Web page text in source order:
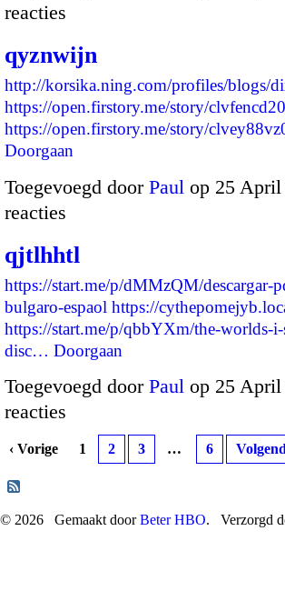
reacties
qyznwijn
http://korsika.ning.com/profiles/blogs/
https://open.firstory.me/story/
https://open.firstory.me/story/
Doorgaan
Toegevoegd door Paul op 25
reacties
qjtlhhtl
https://start.me/p/dMMzQM/descargar-
bulgaro-espaol https://
https://start.me/p/qbbYXm/the-worlds-
disc… Doorgaan
Toegevoegd door Paul op 25
reacties
‹ Vorige 1 2 3 … 6
© 2026 Gemaakt doorBeter HBO. Verzorgd